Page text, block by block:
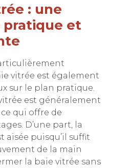
: une
et
vitrée est également
sur le plan pratique.
est généralement
qui offre de
D’une part, la
aisée puisqu’il suffit
de la main
la baie vitrée sans